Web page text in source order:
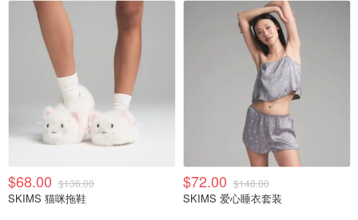
$68.00 $136.00
SKIMS 猫咪拖鞋
$72.00 $148.00
SKIMS 爱心睡衣套装